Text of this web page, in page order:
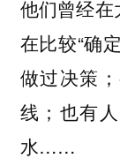
他们曾经在
在比较“确
做过决策
线；也有
水……